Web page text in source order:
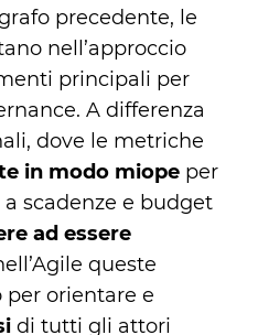
precedente, le
nell’approccio
principali per
A differenza
dove le metriche
in modo miope per
a scadenze e budget
ad essere
queste
orientare e
di tutti gli attori